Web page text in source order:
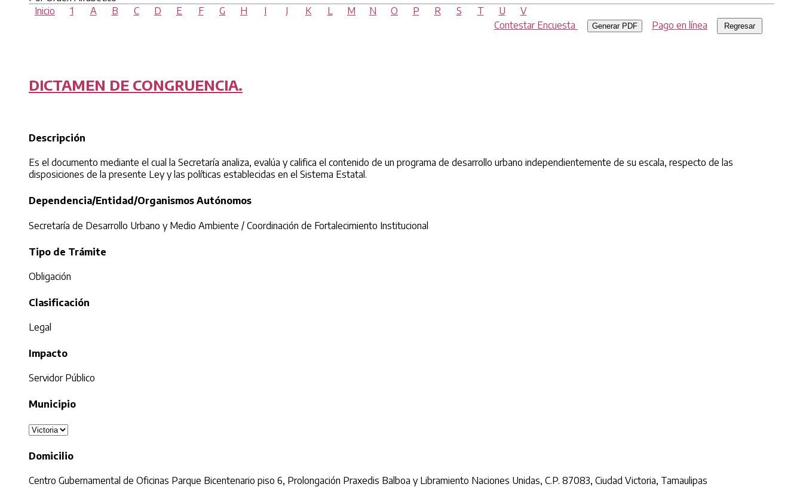
Inicio
1 A B C D E F G H I J K L M N O P R S T U
V
Contestar Encuesta
Generar PDF Pago en línea
DICTAMEN DE CONGRUENCIA.
Descripción
Es el documento mediante el cual la Secretaría analiza, evalúa y califica el contenido de un programa de desarrollo urbano independientemente de su escala, respecto de las
disposiciones de la presente Ley y las políticas establecidas en el Sistema Estatal.
Dependencia/Entidad/Organismos Autónomos
Secretaría de Desarrollo Urbano y Medio Ambiente / Coordinación de Fortalecimiento Institucional
Tipo de Trámite
Obligación
Clasificación
Legal
Impacto
Servidor Público
Municipio
Domicilio
Centro Gubernamental de Oficinas Parque Bicentenario piso 6, Prolongación Praxedis Balboa y Libramiento Naciones Unidas, C.P. 87083, Ciudad Victoria, Tamaulipas